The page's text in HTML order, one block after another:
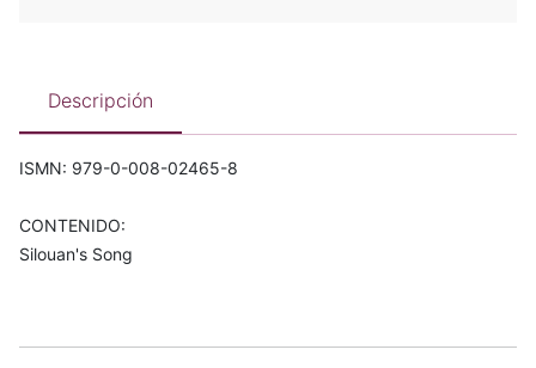
Descripción
ISMN: 979-0-008-02465-8
CONTENIDO:
Silouan's Song